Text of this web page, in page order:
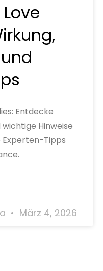
Entdecke
Hinweise
Experten-Tipps
März 4, 2026